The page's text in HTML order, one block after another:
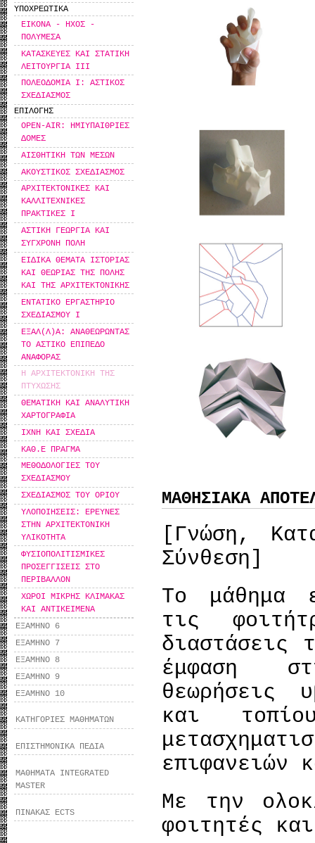
ΥΠΟΧΡΕΩΤΙΚΑ
ΕΙΚΟΝΑ - ΗΧΟΣ -
ΠΟΛΥΜΕΣΑ
ΚΑΤΑΣΚΕΥΕΣ ΚΑΙ ΣΤΑΤΙΚΗ
ΛΕΙΤΟΥΡΓΙΑ ΙΙΙ
ΠΟΛΕΟΔΟΜΙΑ Ι: ΑΣΤΙΚΟΣ
ΣΧΕΔΙΑΣΜΟΣ
ΕΠΙΛΟΓΗΣ
OPEN-AIR: ΗΜΙΥΠΑΙΘΡΙΕΣ
ΔΟΜΕΣ
ΑΙΣΘΗΤΙΚΗ ΤΩΝ ΜΕΣΩΝ
ΑΚΟΥΣΤΙΚΟΣ ΣΧΕΔΙΑΣΜΟΣ
ΑΡΧΙΤΕΚΤΟΝΙΚΕΣ ΚΑΙ
ΚΑΛΛΙΤΕΧΝΙΚΕΣ
ΠΡΑΚΤΙΚΕΣ Ι
ΑΣΤΙΚΗ ΓΕΩΡΓΙΑ ΚΑΙ
ΣΥΓΧΡΟΝΗ ΠΟΛΗ
ΕΙΔΙΚΑ ΘΕΜΑΤΑ ΙΣΤΟΡΙΑΣ
ΚΑΙ ΘΕΩΡΙΑΣ ΤΗΣ ΠΟΛΗΣ
ΚΑΙ ΤΗΣ ΑΡΧΙΤΕΚΤΟΝΙΚΗΣ
ΕΝΤΑΤΙΚΟ ΕΡΓΑΣΤΗΡΙΟ
ΣΧΕΔΙΑΣΜΟΥ Ι
ΕΞΑΛ(Λ)Α: ΑΝΑΘΕΩΡΩΝΤΑΣ
ΤΟ ΑΣΤΙΚΟ ΕΠΙΠΕΔΟ
ΑΝΑΦΟΡΑΣ
Η ΑΡΧΙΤΕΚΤΟΝΙΚΗ ΤΗΣ
ΠΤΥΧΩΣΗΣ
ΘΕΜΑΤΙΚΗ ΚΑΙ ΑΝΑΛΥΤΙΚΗ
ΧΑΡΤΟΓΡΑΦΙΑ
ΙΧΝΗ ΚΑΙ ΣΧΕΔΙΑ
ΚΑΘ.Ε ΠΡΑΓΜΑ
ΜΕΘΟΔΟΛΟΓΙΕΣ ΤΟΥ
ΣΧΕΔΙΑΣΜΟΥ
ΣΧΕΔΙΑΣΜΟΣ ΤΟΥ ΟΡΙΟΥ
ΥΛΟΠΟΙΗΣΕΙΣ: ΕΡΕΥΝΕΣ
ΣΤΗΝ ΑΡΧΙΤΕΚΤΟΝΙΚΗ
ΥΛΙΚΟΤΗΤΑ
ΦΥΣΙΟΠΟΛΙΤΙΣΜΙΚΕΣ
ΠΡΟΣΕΓΓΙΣΕΙΣ ΣΤΟ
ΠΕΡΙΒΑΛΛΟΝ
ΧΩΡΟΙ ΜΙΚΡΗΣ ΚΛΙΜΑΚΑΣ
ΚΑΙ ΑΝΤΙΚΕΙΜΕΝΑ
ΕΞΑΜΗΝΟ 6
ΕΞΑΜΗΝΟ 7
ΕΞΑΜΗΝΟ 8
ΕΞΑΜΗΝΟ 9
ΕΞΑΜΗΝΟ 10
ΚΑΤΗΓΟΡΙΕΣ ΜΑΘΗΜΑΤΩΝ
ΕΠΙΣΤΗΜΟΝΙΚΑ ΠΕΔΙΑ
ΜΑΘΗΜΑΤΑ INTEGRATED
MASTER
ΠΙΝΑΚΑΣ ECTS
ΜΑΘΗΣΙΑΚΑ
[Γνώση,
Σύνθεση]
Το μάθημα
τις
διαστάσεις
έμφαση
θεωρήσεις
και
επιφανειών
Με την
φοιτητές